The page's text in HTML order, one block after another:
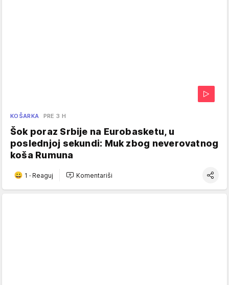
KOŠARKA PRE 3 H
Šok poraz Srbije na Eurobasketu, u
poslednjoj sekundi: Muk zbog neverovatnog
koša Rumuna
1 · Reaguj Komentariši